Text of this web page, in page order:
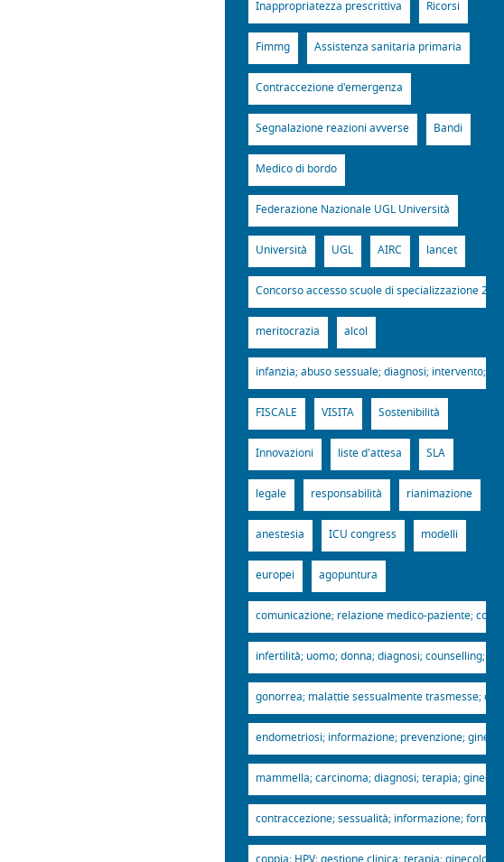
Inappropriatezza prescrittiva Ricorsi
Fimmg Assistenza sanitaria primaria
Contraccezione d'emergenza
Segnalazione reazioni avverse Bandi
Medico di bordo
Federazione Nazionale UGL Università
Università UGL AIRC lancet
Concorso accesso scuole di specializzazione
meritocrazia alcol
infanzia; abuso sessuale; diagnosi; intervento;
FISCALE VISITA Sostenibilità
Innovazioni liste d'attesa SLA
legale responsabilità rianimazione
anestesia ICU congress modelli
europei agopuntura
comunicazione; relazione medico-paziente;
infertilità; uomo; donna; diagnosi; counselling;
gonorrea; malattie sessualmente trasmesse;
endometriosi; informazione; prevenzione;
mammella; carcinoma; diagnosi; terapia;
contraccezione; sessualità; informazione;
coppia; HPV; gestione clinica; terapia;